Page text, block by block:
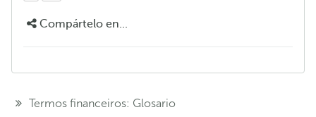
Compártelo en...
Termos financeiros: Glosario